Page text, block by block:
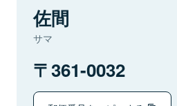
佐間
サマ
361-0032